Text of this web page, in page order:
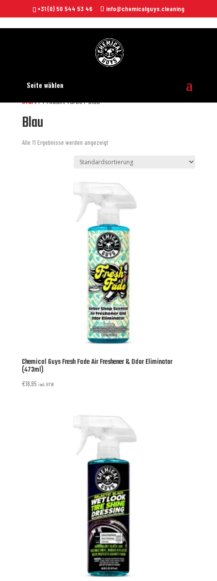
+31 (0) 50 544 53 46 info@chemicalguys.cleaning
Seite wählen
Start/ Produkt farbe / Blau
Blau
Alle 11 Ergebnisse werden angezeigt
Chemical Guys Fresh Fade Air Freshener & Odor Eliminator
(473ml)
€18,95 incl. BTW